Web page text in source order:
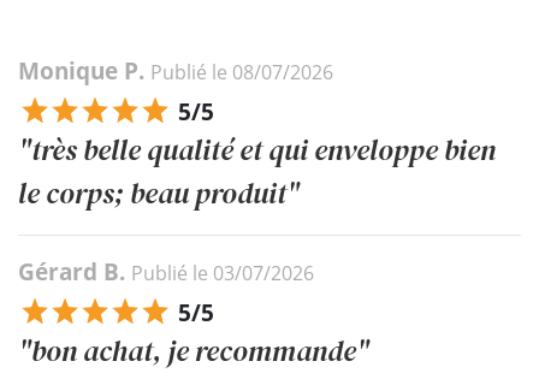
Monique P. Publié le 08/07/2026
5/5
"très belle qualité et qui enveloppe bien
le corps; beau produit"
Gérard B. Publié le 03/07/2026
5/5
"bon achat, je recommande"